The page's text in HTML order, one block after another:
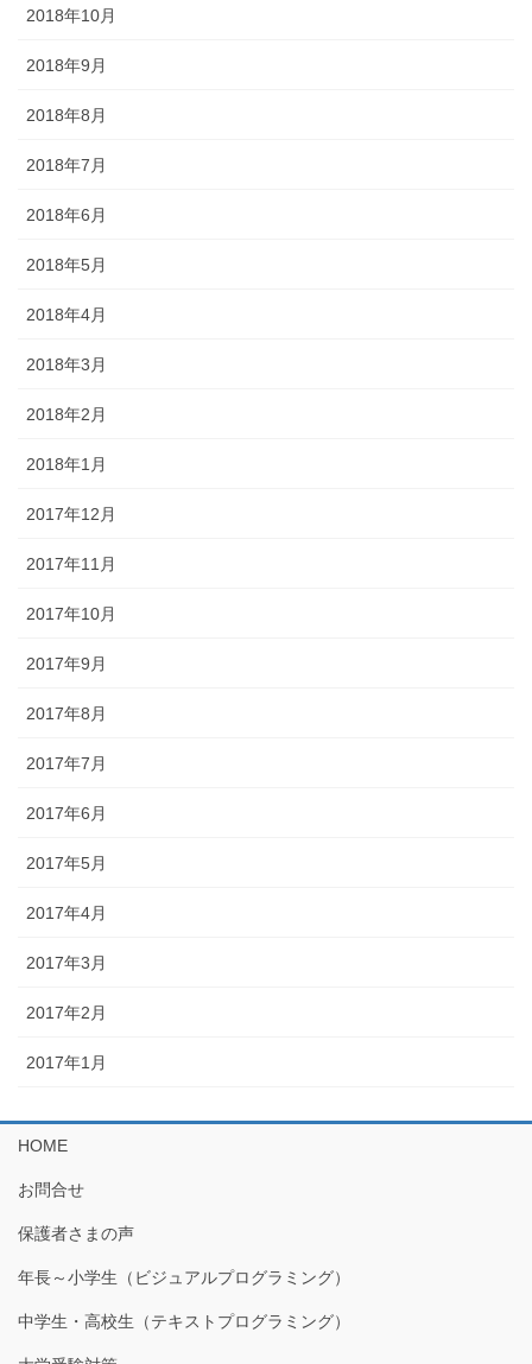
2018年10月
2018年9月
2018年8月
2018年7月
2018年6月
2018年5月
2018年4月
2018年3月
2018年2月
2018年1月
2017年12月
2017年11月
2017年10月
2017年9月
2017年8月
2017年7月
2017年6月
2017年5月
2017年4月
2017年3月
2017年2月
2017年1月
HOME
お問合せ
保護者さまの声
年長～小学生（ビジュアルプログラミング）
中学生・高校生（テキストプログラミング）